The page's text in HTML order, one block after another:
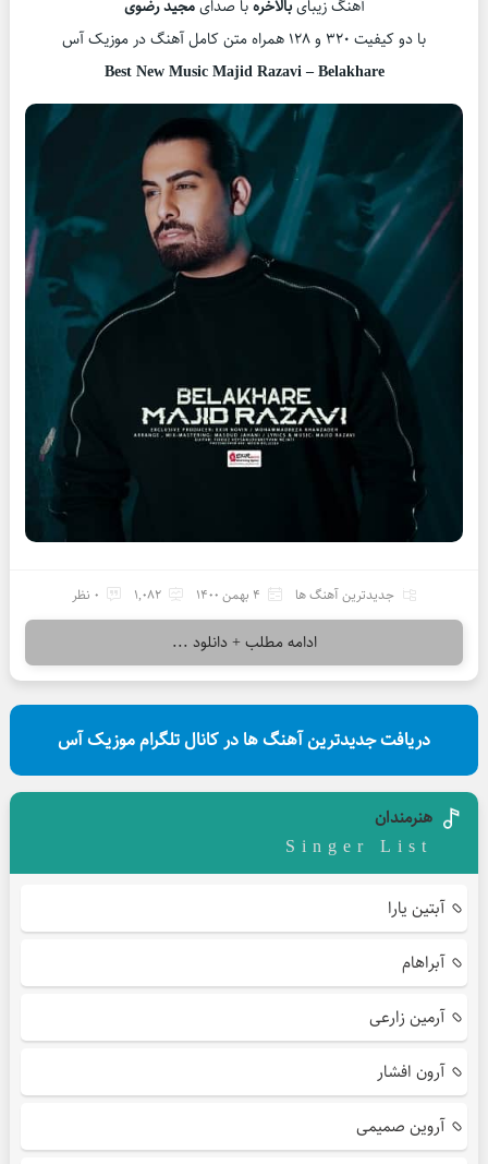
آهنگ زیبایبالاخرهبا صدایمجید رضوی
با دو کیفیت ۳۲۰ و ۱۲۸ همراه متن کامل آهنگ در موزیک آس
Best New Music Majid Razavi – Belakhare
جدیدترین آهنگ ها 4 بهمن 1400 1,082 0 نظر
ادامه مطلب + دانلود ...
دریافت جدیدترین آهنگ ها در کانال تلگرام موزیک آس
هنرمندان
Singer List
آبتین یارا
آبراهام
آرمین زارعی
آرون افشار
آروین صمیمی